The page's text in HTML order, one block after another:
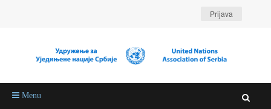
Prijava
Menu